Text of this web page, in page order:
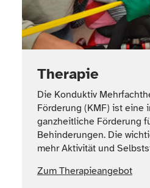
Therapie
Die Konduktiv
Förderung (KMF) ist eine
ganzheitliche Förderung
Behinderungen. Die
mehr Aktivität und
Zum Therapieangebot